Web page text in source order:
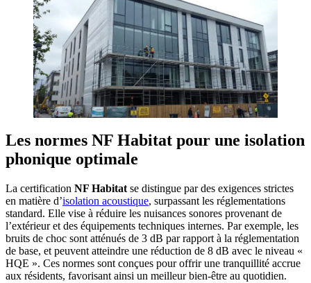
Les normes NF Habitat pour une isolation
phonique optimale
La certification NF Habitat se distingue par des exigences strictes
en matière d’isolation acoustique, surpassant les réglementations
standard. Elle vise à réduire les nuisances sonores provenant de
l’extérieur et des équipements techniques internes. Par exemple, les
bruits de choc sont atténués de 3 dB par rapport à la réglementation
de base, et peuvent atteindre une réduction de 8 dB avec le niveau «
HQE ». Ces normes sont conçues pour offrir une tranquillité accrue
aux résidents, favorisant ainsi un meilleur bien-être au quotidien.